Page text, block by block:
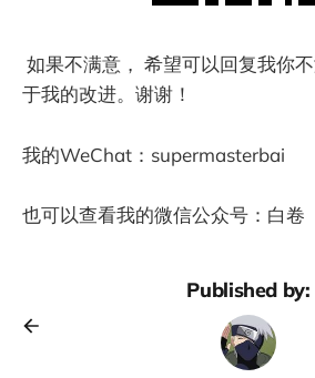
如果不满意， 希望可以回复我你
于我的改进。谢谢！
我的WeChat：supermasterbai
也可以查看我的微信公众号：白卷
Published by: